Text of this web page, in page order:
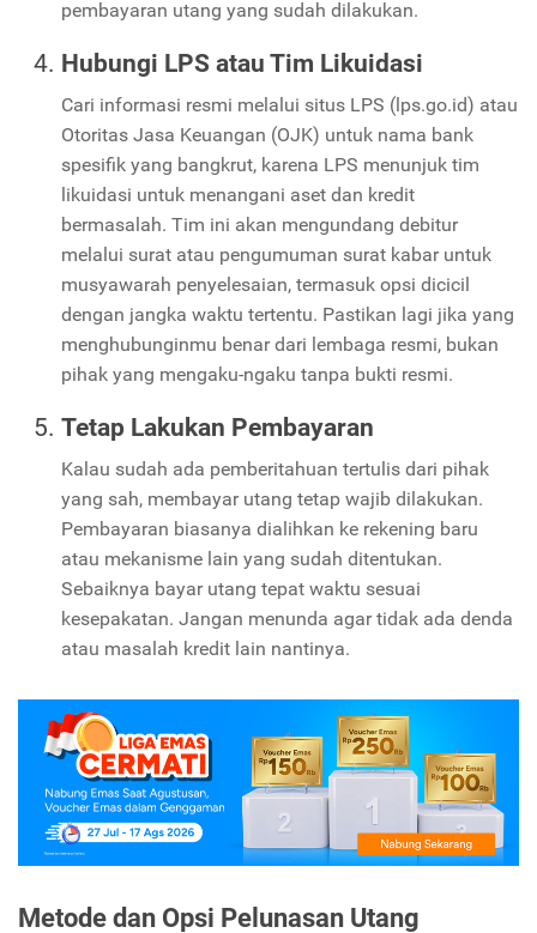
pembayaran utang yang sudah dilakukan.
Hubungi LPS atau Tim Likuidasi
Cari informasi resmi melalui situs LPS (lps.go.id) atau
Otoritas Jasa Keuangan (OJK) untuk nama bank
spesifik yang bangkrut, karena LPS menunjuk tim
likuidasi untuk menangani aset dan kredit
bermasalah. Tim ini akan mengundang debitur
melalui surat atau pengumuman surat kabar untuk
musyawarah penyelesaian, termasuk opsi dicicil
dengan jangka waktu tertentu. Pastikan lagi jika yang
menghubunginmu benar dari lembaga resmi, bukan
pihak yang mengaku-ngaku tanpa bukti resmi.
Tetap Lakukan Pembayaran
Kalau sudah ada pemberitahuan tertulis dari pihak
yang sah, membayar utang tetap wajib dilakukan.
Pembayaran biasanya dialihkan ke rekening baru
atau mekanisme lain yang sudah ditentukan.
Sebaiknya bayar utang tepat waktu sesuai
kesepakatan. Jangan menunda agar tidak ada denda
atau masalah kredit lain nantinya.
Metode dan Opsi Pelunasan Utang